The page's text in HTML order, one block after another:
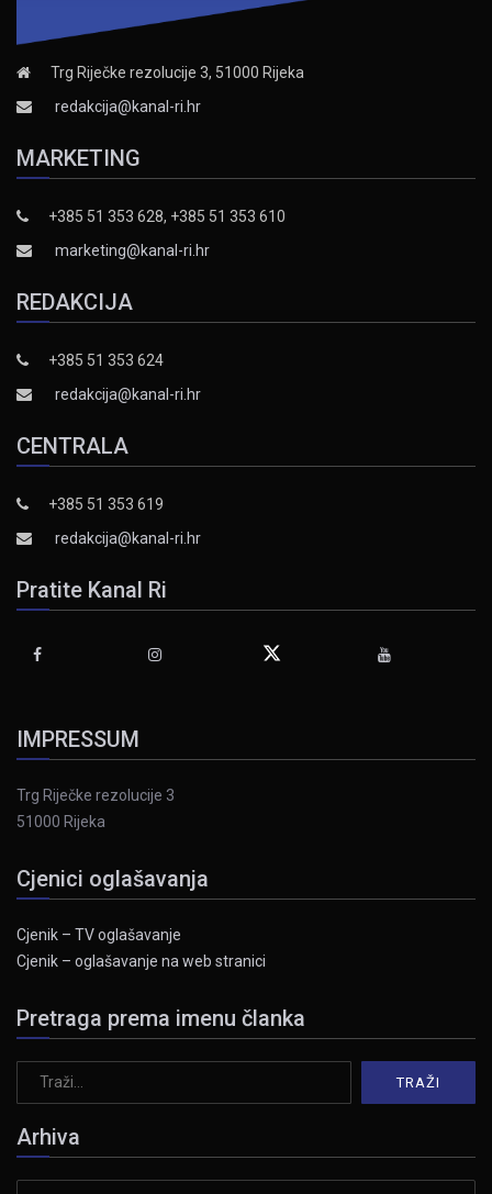
Trg Riječke rezolucije 3, 51000 Rijeka
redakcija@kanal-ri.hr
MARKETING
+385 51 353 628, +385 51 353 610
marketing@kanal-ri.hr
REDAKCIJA
+385 51 353 624
redakcija@kanal-ri.hr
CENTRALA
+385 51 353 619
redakcija@kanal-ri.hr
Pratite Kanal Ri
IMPRESSUM
Trg Riječke rezolucije 3
51000 Rijeka
Cjenici oglašavanja
Cjenik – TV oglašavanje
Cjenik – oglašavanje na web stranici
Pretraga prema imenu članka
Arhiva